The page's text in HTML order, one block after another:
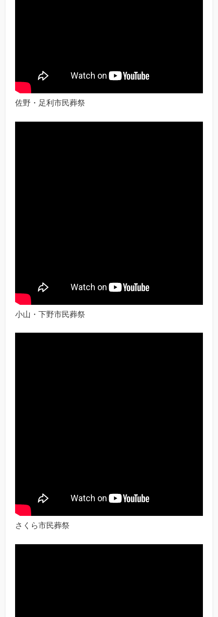
佐野・足利市民葬祭
小山・下野市民葬祭
さくら市民葬祭